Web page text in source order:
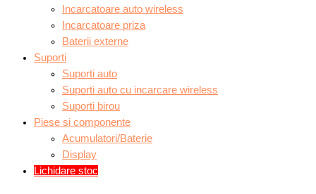
Incarcatoare auto wireless
Incarcatoare priza
Baterii externe
Suporti
Suporti auto
Suporti auto cu incarcare wireless
Suporti birou
Piese si componente
Acumulatori/Baterie
Display
Lichidare stoc